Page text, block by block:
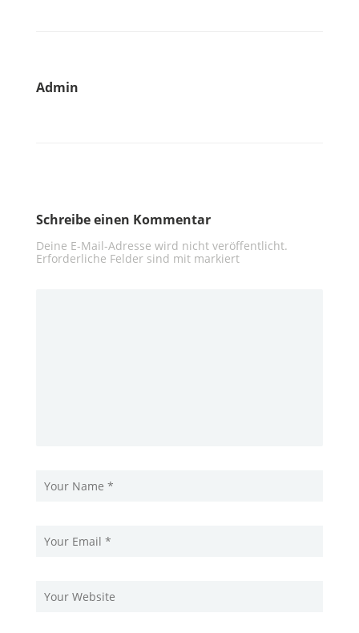
Admin
Schreibe einen Kommentar
Deine E-Mail-Adresse wird nicht veröffentlicht.
Erforderliche Felder sind mit markiert